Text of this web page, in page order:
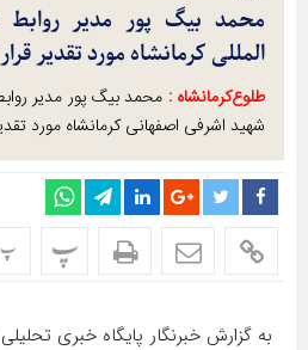
محمد بیگ پور مدیر روابط
المللی کرمانشاه مورد تقدیر
طلوع‌‌کرمانشاه : محمد بیگ پور مدیر
شهید اشرفی اصفهانی کرمانشاه مورد
پ پ
به گزارش خبرنگار پایگاه خبری